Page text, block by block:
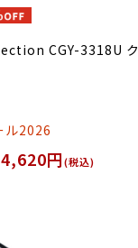
CGY-3318U ク
ル2026
4,620円(税込)